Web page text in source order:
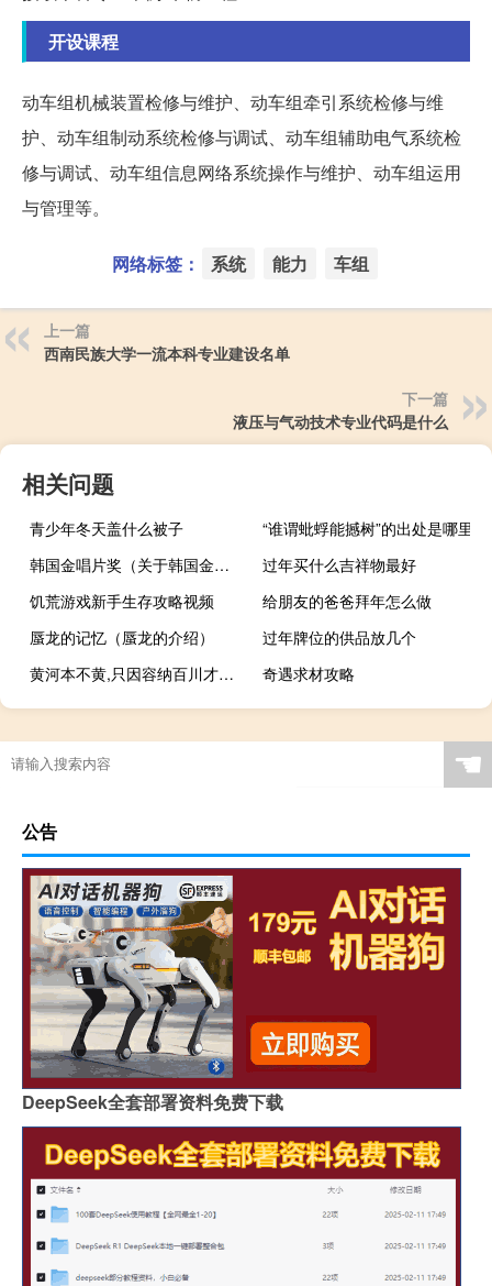
开设课程
动车组机械装置检修与维护、动车组牵引系统检修与维
护、动车组制动系统检修与调试、动车组辅助电气系统检
修与调试、动车组信息网络系统操作与维护、动车组运用
与管理等。
网络标签： 系统 能力 车组
上一篇
西南民族大学一流本科专业建设名单
下一篇
液压与气动技术专业代码是什么
相关问题
青少年冬天盖什么被子
“谁谓蚍蜉能撼树”的出处是哪里
韩国金唱片奖（关于韩国金唱片奖的介绍）
过年买什么吉祥物最好
饥荒游戏新手生存攻略视频
给朋友的爸爸拜年怎么做
蜃龙的记忆（蜃龙的介绍）
过年牌位的供品放几个
黄河本不黄,只因容纳百川才变了模样是什么意思
奇遇求材攻略
☚
公告
DeepSeek全套部署资料免费下载